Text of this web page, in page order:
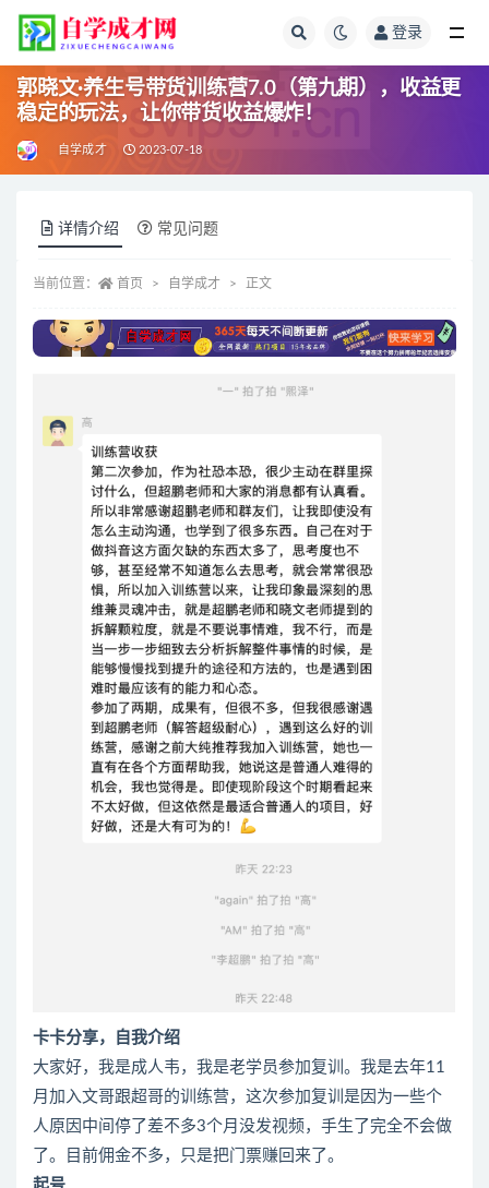
登录
郭晓文·养生号带货训练营7.0（第九期），收益更
稳定的玩法，让你带货收益爆炸！
自学成才 2023-07-18
详情介绍 常见问题
当前位置： 首页 自学成才 正文
卡卡分享，自我介绍
大家好，我是成人韦，我是老学员参加复训。我是去年11
月加入文哥跟超哥的训练营，这次参加复训是因为一些个
人原因中间停了差不多3个月没发视频，手生了完全不会做
了。目前佣金不多，只是把门票赚回来了。